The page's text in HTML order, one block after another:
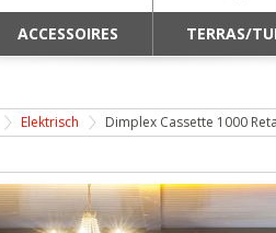
ACCESSOIRES TERRAS/
Elektrisch Dimplex Cassette 1000